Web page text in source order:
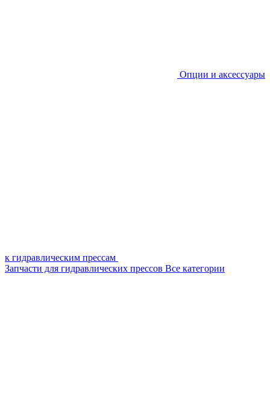
Опции и аксессуары
к гидравлическим прессам
Запчасти для гидравлических прессов Все категории